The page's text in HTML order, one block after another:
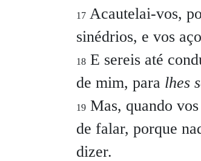
17 Acautelai-vos,
sinédrios, e vos
18 E sereis até
de mim, para lhes
19 Mas, quando
de falar, porque
dizer.